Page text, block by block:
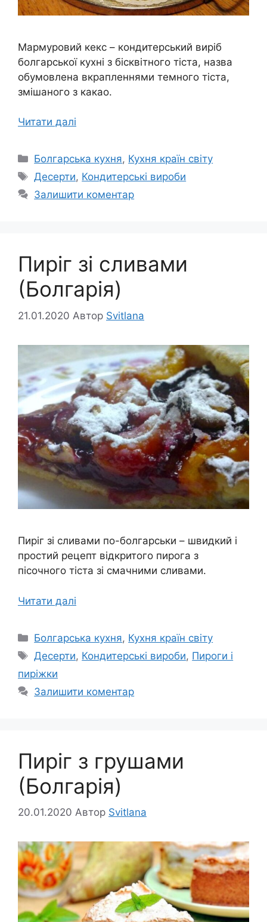
Мармуровий кекс – кондитерський виріб
болгарської кухні з бісквітного тіста, назва
обумовлена вкрапленнями темного тіста,
змішаного з какао.
Читати далі
Категорії
Болгарська кухня, Кухня країн світу
Позначки
Десерти, Кондитерські вироби
Залишити коментар
Пиріг зі сливами
(Болгарія)
21.01.2020 Автор Svitlana
Пиріг зі сливами по-болгарськи – швидкий і
простий рецепт відкритого пирога з
пісочного тіста зі смачними сливами.
Читати далі
Категорії
Болгарська кухня, Кухня країн світу
Позначки
Десерти, Кондитерські вироби, Пироги і
пиріжки
Залишити коментар
Пиріг з грушами
(Болгарія)
20.01.2020 Автор Svitlana